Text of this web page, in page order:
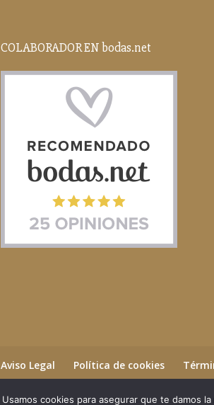
COLABORADOR EN bodas.net
Aviso Legal Política de cookies
Usamos cookies para asegurar que te damos